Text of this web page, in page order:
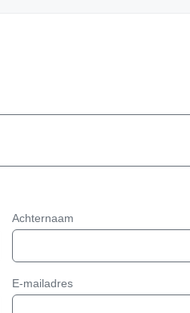
Achternaam
E-mailadres